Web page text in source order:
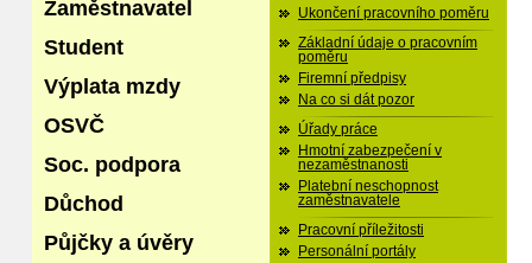
Zaměstnavatel
Student
Výplata mzdy
OSVČ
Soc. podpora
Důchod
Půjčky a úvěry
Ukončení pracovního poměru
Základní údaje o pracovním
poměru
Firemní předpisy
Na co si dát pozor
Úřady práce
Hmotní zabezpečení v
nezaměstnanosti
Platební neschopnost
zaměstnavatele
Pracovní příležitosti
Personální portály